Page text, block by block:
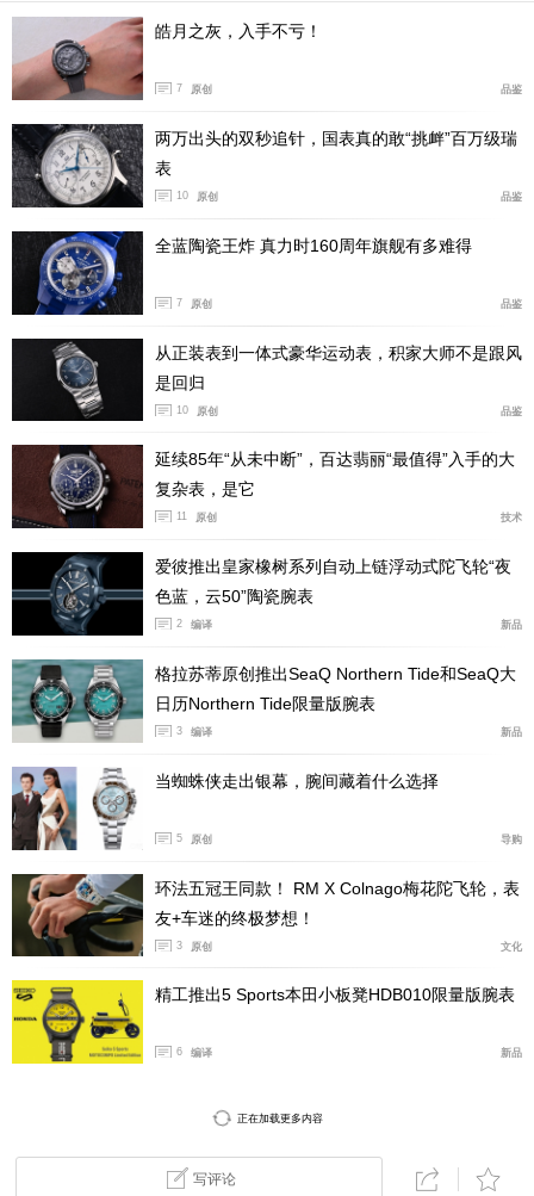
皓月之灰，入手不亏！
7 原创 品鉴
两万出头的双秒追针，国表真的敢“挑衅”百万级瑞
表
10 原创 品鉴
全蓝陶瓷王炸 真力时160周年旗舰有多难得
7 原创 品鉴
从正装表到一体式豪华运动表，积家大师不是跟风
是回归
10 原创 品鉴
延续85年“从未中断”，百达翡丽“最值得”入手的大
复杂表，是它
11 原创 技术
爱彼推出皇家橡树系列自动上链浮动式陀飞轮“夜
色蓝，云50”陶瓷腕表
2 编译 新品
格拉苏蒂原创推出SeaQ Northern Tide和SeaQ大
日历Northern Tide限量版腕表
3 编译 新品
当蜘蛛侠走出银幕，腕间藏着什么选择
5 原创 导购
环法五冠王同款！ RM X Colnago梅花陀飞轮，表
友+车迷的终极梦想！
3 原创 文化
精工推出5 Sports本田小板凳HDB010限量版腕表
6 编译 新品
正在加载更多内容
写评论